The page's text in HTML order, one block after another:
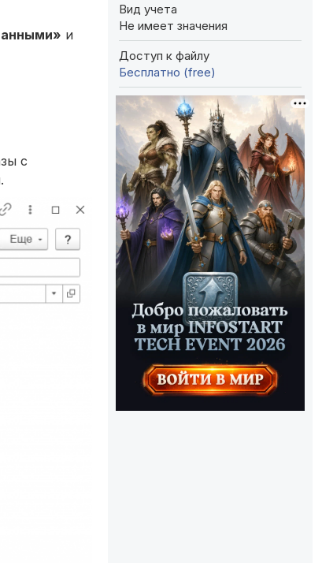
и
с
Вид учета
Не имеет значения
Доступ к файлу
Бесплатно (free)